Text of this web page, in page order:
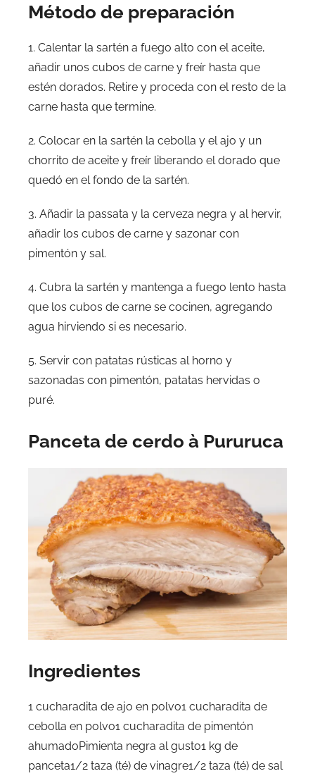
Método de preparación
1. Calentar la sartén a fuego alto con el aceite,
añadir unos cubos de carne y freír hasta que
estén dorados. Retire y proceda con el resto de la
carne hasta que termine.
2. Colocar en la sartén la cebolla y el ajo y un
chorrito de aceite y freír liberando el dorado que
quedó en el fondo de la sartén.
3. Añadir la passata y la cerveza negra y al hervir,
añadir los cubos de carne y sazonar con
pimentón y sal.
4. Cubra la sartén y mantenga a fuego lento hasta
que los cubos de carne se cocinen, agregando
agua hirviendo si es necesario.
5. Servir con patatas rústicas al horno y
sazonadas con pimentón, patatas hervidas o
puré.
Panceta de cerdo à Pururuca
Ingredientes
1 cucharadita de ajo en polvo1 cucharadita de
cebolla en polvo1 cucharadita de pimentón
ahumadoPimienta negra al gusto1 kg de
panceta1/2 taza (té) de vinagre1/2 taza (té) de sal